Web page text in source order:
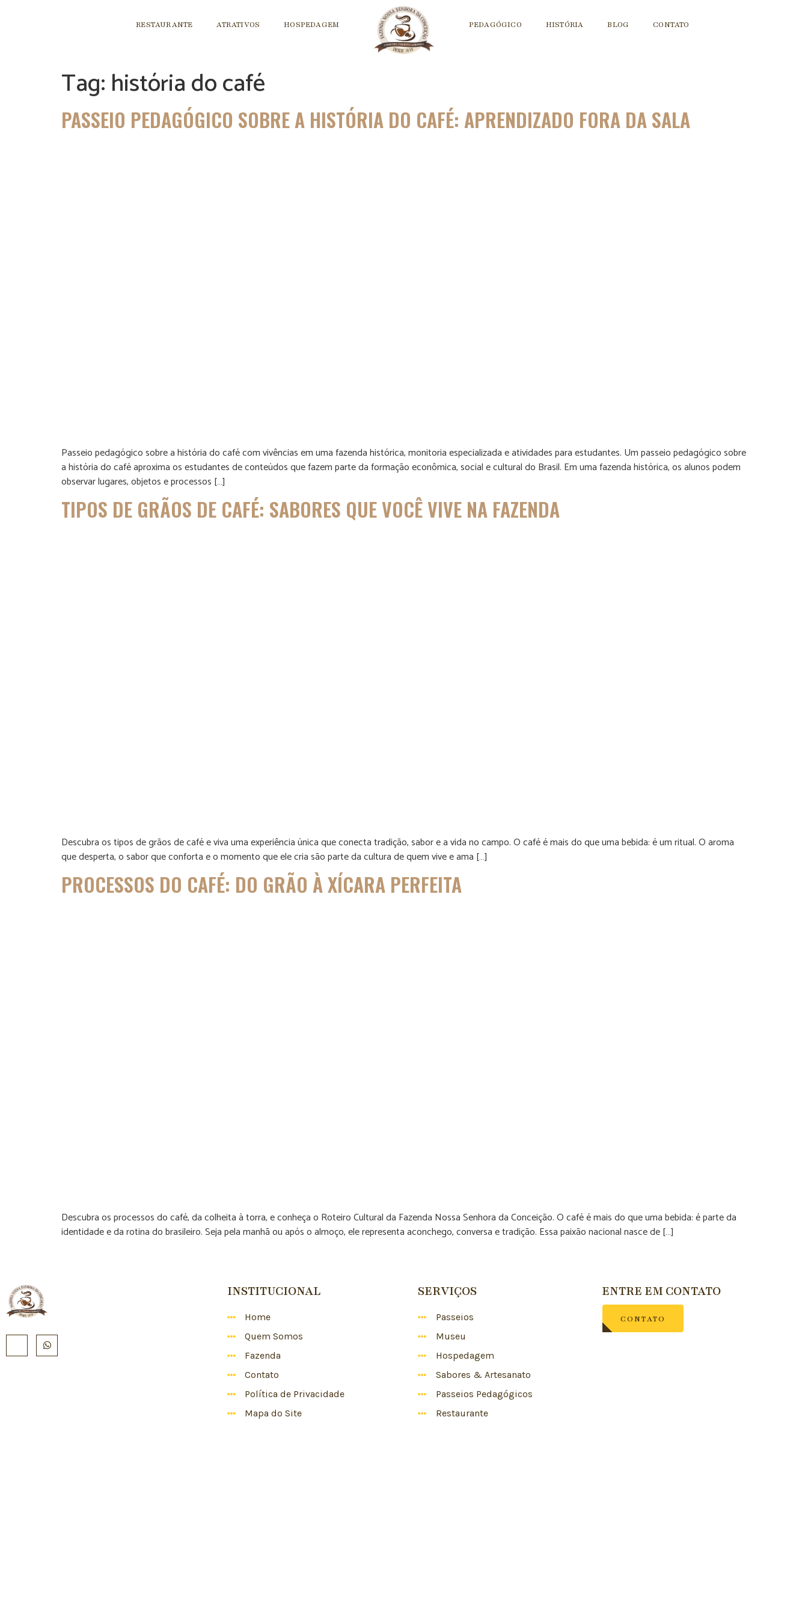
RESTAURANTE ATRATIVOS HOSPEDAGEM PEDAGÓGICO HISTÓRIA BLOG CONTATO
Tag:história do café
PASSEIO PEDAGÓGICO SOBRE A HISTÓRIA DO CAFÉ: APRENDIZADO FORA DA SALA
Passeio pedagógico sobre a história do café com vivências em uma fazenda histórica, monitoria especializada e atividades para estudantes. Um passeio pedagógico sobre
a história do café aproxima os estudantes de conteúdos que fazem parte da formação econômica, social e cultural do Brasil. Em uma fazenda histórica, os alunos podem
observar lugares, objetos e processos […]
TIPOS DE GRÃOS DE CAFÉ: SABORES QUE VOCÊ VIVE NA FAZENDA
Descubra os tipos de grãos de café e viva uma experiência única que conecta tradição, sabor e a vida no campo. O café é mais do que uma bebida: é um ritual. O aroma
que desperta, o sabor que conforta e o momento que ele cria são parte da cultura de quem vive e ama […]
PROCESSOS DO CAFÉ: DO GRÃO À XÍCARA PERFEITA
Descubra os processos do café, da colheita à torra, e conheça o Roteiro Cultural da Fazenda Nossa Senhora da Conceição. O café é mais do que uma bebida: é parte da
identidade e da rotina do brasileiro. Seja pela manhã ou após o almoço, ele representa aconchego, conversa e tradição. Essa paixão nacional nasce de […]
INSTITUCIONAL
Home
Quem Somos
Fazenda
Contato
Política de Privacidade
Mapa do Site
SERVIÇOS
Passeios
Museu
Hospedagem
Sabores & Artesanato
Passeios Pedagógicos
Restaurante
ENTRE EM CONTATO
CONTATO